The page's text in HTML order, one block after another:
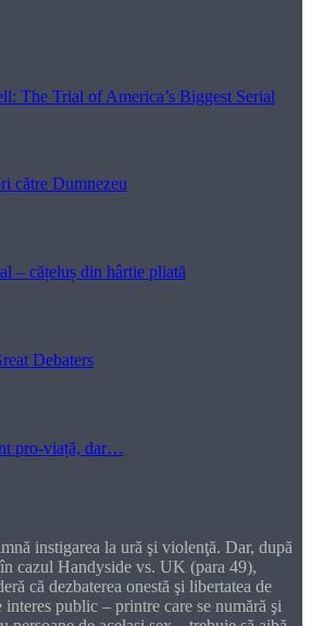
The Trial of America’s Biggest Serial
către Dumnezeu
– cățeluș din hârtie pliată
Debaters
pro-viață, dar…
instigarea la ură şi violenţă. Dar, după
cazul Handyside vs. UK (para 49),
că dezbaterea onestă şi libertatea de
public – printre care se numără şi